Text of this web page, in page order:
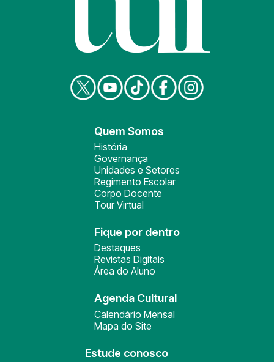
Quem Somos
História
Governança
Unidades e Setores
Regimento Escolar
Corpo Docente
Tour Virtual
Fique por dentro
Destaques
Revistas Digitais
Área do Aluno
Agenda Cultural
Calendário Mensal
Mapa do Site
Estude conosco